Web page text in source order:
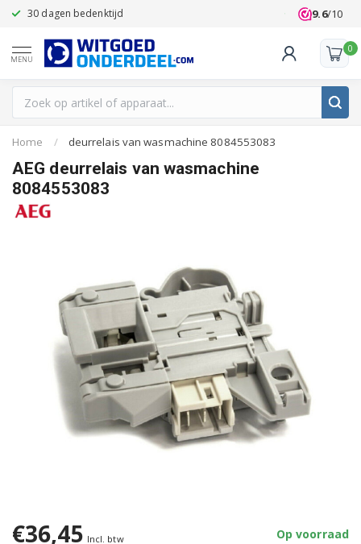
30 dagen bedenktijd Klanten
9.6/10
MENU
0
Home / deurrelais van wasmachine 8084553083
AEG deurrelais van wasmachine
8084553083
€36,45 Incl. btw Op voorraad